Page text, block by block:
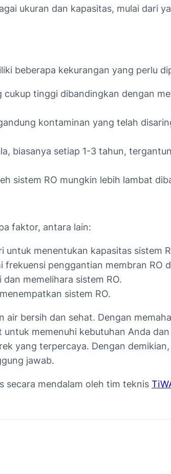
ukuran dan kapasitas, mulai dari
beberapa kekurangan yang perlu
tinggi dibandingkan dengan
kontaminan yang telah
biasanya setiap 1-3 tahun,
sistem RO mungkin lebih lambat
faktor, antara lain:
menentukan kapasitas sistem
penggantian membran RO
memelihara sistem RO.
sistem RO.
bersih dan sehat. Dengan
memenuhi kebutuhan Anda
yang terpercaya. Dengan
jawab.
secara mendalam oleh tim teknis